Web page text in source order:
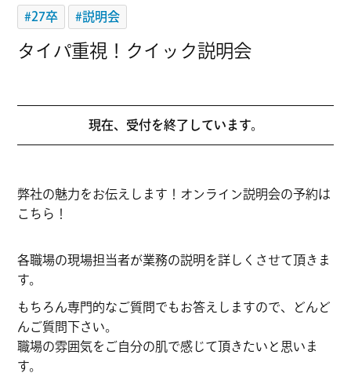
#27卒 #説明会
タイパ重視！クイック説明会
現在、受付を終了しています。
弊社の魅力をお伝えします！オンライン説明会の予約は
こちら！
各職場の現場担当者が業務の説明を詳しくさせて頂きま
す。
もちろん専門的なご質問でもお答えしますので、どんど
んご質問下さい。
職場の雰囲気をご自分の肌で感じて頂きたいと思いま
す。